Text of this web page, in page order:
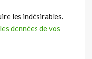
les indésirables.
données de vos